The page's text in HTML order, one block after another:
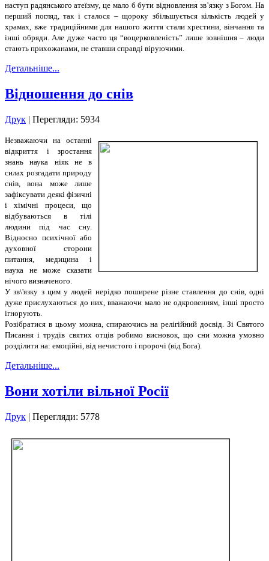
наступ радянського атеїзму, це мало б бути відновлення зв’язку з Богом. На
перший погляд, так і сталося – щороку збільшується кількість людей у
храмах, вже традиційними для нашого життя стали хрестини, вінчання та
інші обряди. Але дуже часто ця “воцерковленість” лише зовнішня – люди
стають прихожанами, не ставши справді віруючими.
Детальніше...
Відношення до снів
Друк | Перегляди: 5934
Незважаючи на останні
відкриття і зростання
знань наука ніяк не в
силах розгадати природу
снів, вона може лише
зафіксувати деякі фізичні
і хімічні процеси, що
відбуваються в тілі
людини під час сну.
Відносно психічної або
духовної сторони
питання, медицина і
наука не може сказати
нічого визначеного.
У зв\'язку з цим у людей нерідко поширене різне ставлення до снів, одні
дуже прислухаються до них, вважаючи мало не одкровенням, інші просто
ігнорують.
Розібратися в цьому можна, спираючись на релігійний досвід. Зі Святого
Писання і трудів святих отців робимо висновок, що сни можна умовно
розділити на: емоційні, від нечистого і пророчі (від Бога).
Детальніше...
Вони хотіли вільної Росії
Друк | Перегляди: 5778